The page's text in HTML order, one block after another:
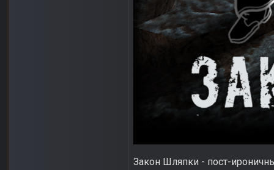
Закон Шляпки - пост-